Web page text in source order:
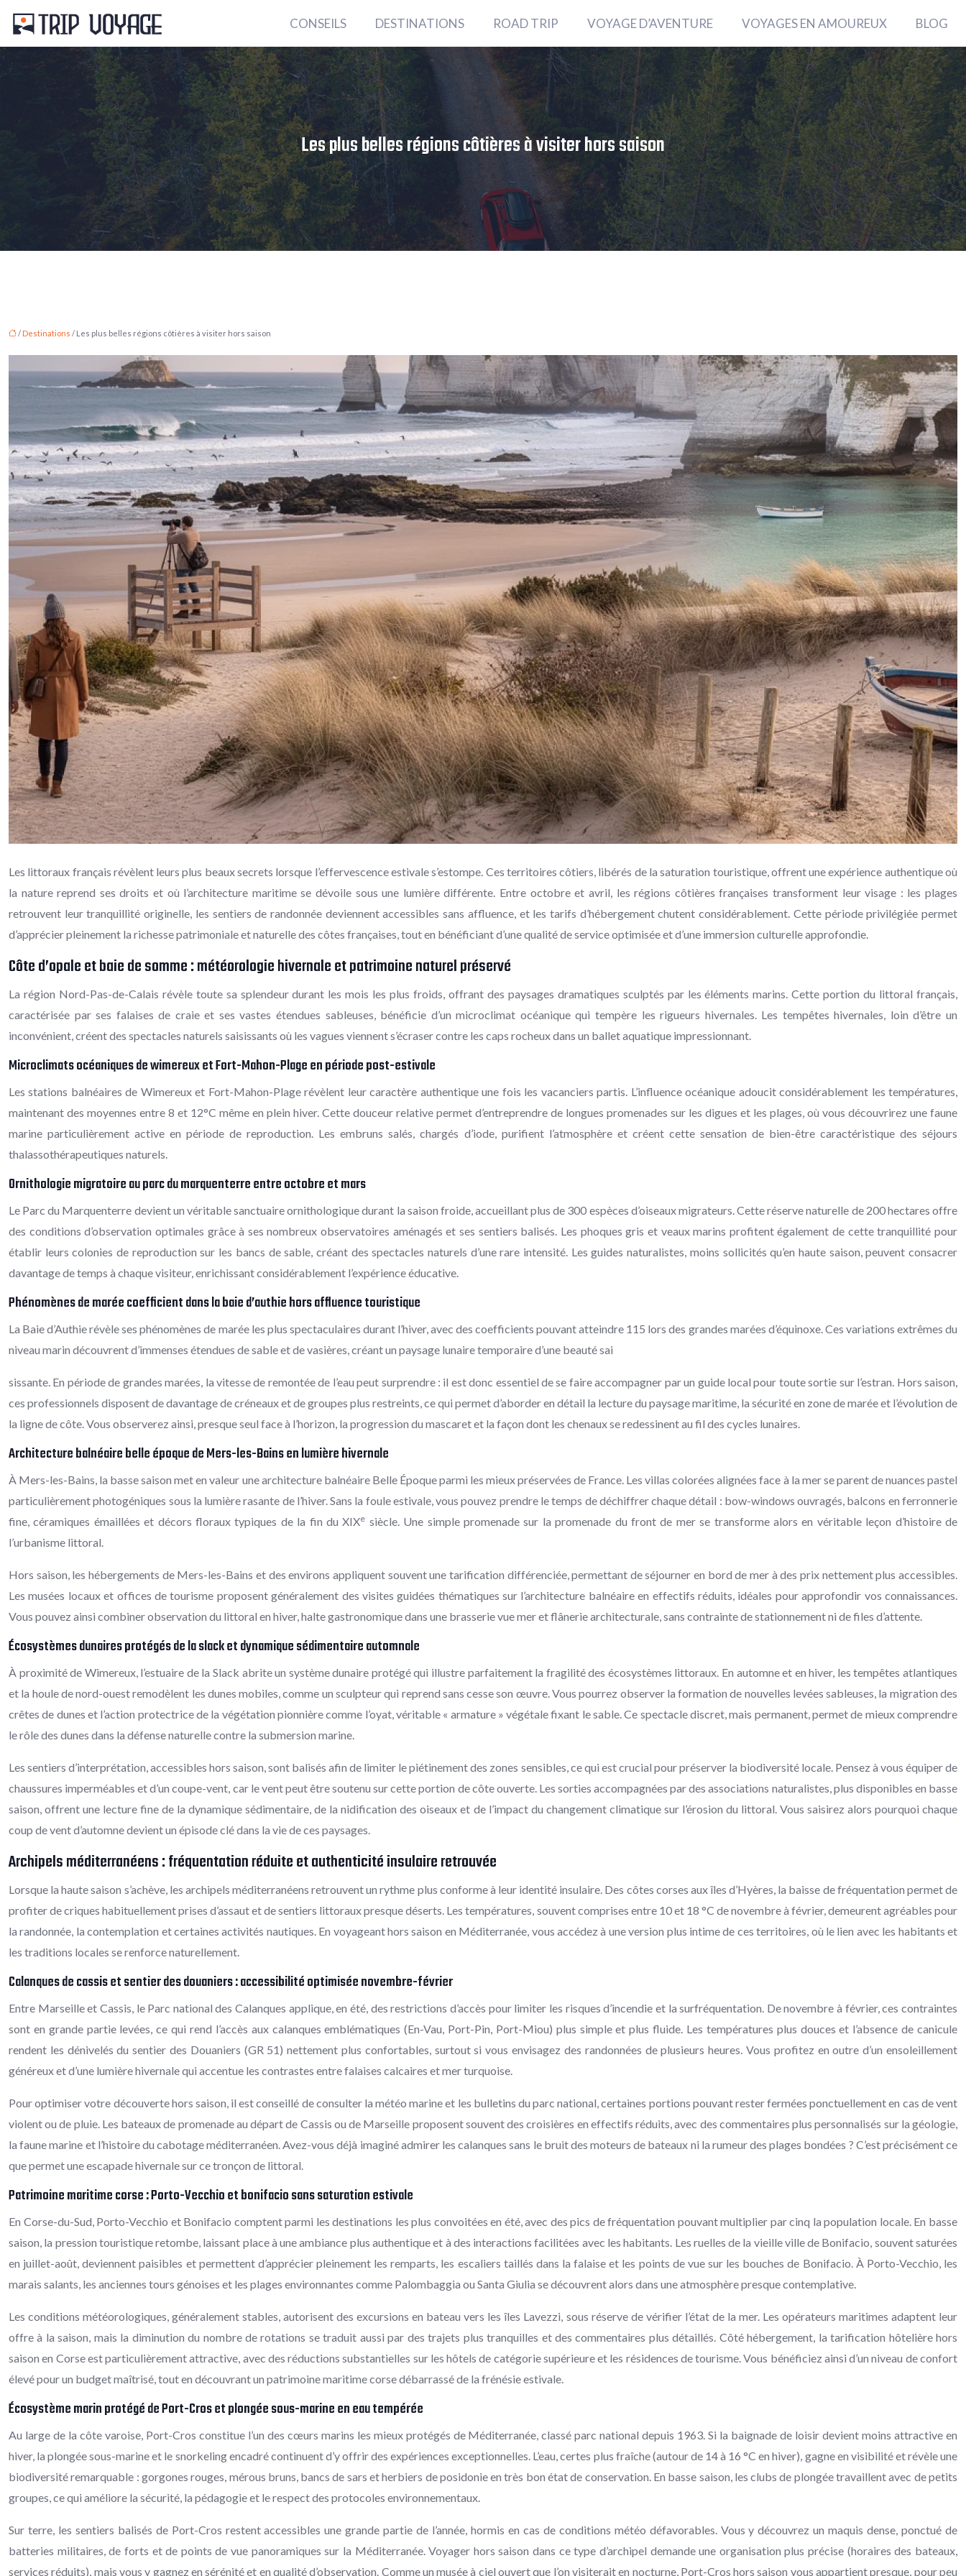
CONSEILS DESTINATIONS ROAD TRIP VOYAGE D’AVENTURE VOYAGES EN AMOUREUX BLOG
Les plus belles régions côtières à visiter hors saison
/ Destinations / Les plus belles régions côtières à visiter hors saison
Les littoraux français révèlent leurs plus beaux secrets lorsque l’effervescence estivale s’estompe. Ces territoires côtiers, libérés de la saturation touristique, offrent une expérience authentique où
la nature reprend ses droits et où l’architecture maritime se dévoile sous une lumière différente. Entre octobre et avril, les régions côtières françaises transforment leur visage : les plages
retrouvent leur tranquillité originelle, les sentiers de randonnée deviennent accessibles sans affluence, et les tarifs d’hébergement chutent considérablement. Cette période privilégiée permet
d’apprécier pleinement la richesse patrimoniale et naturelle des côtes françaises, tout en bénéficiant d’une qualité de service optimisée et d’une immersion culturelle approfondie.
Côte d’opale et baie de somme : météorologie hivernale et patrimoine naturel préservé
La région Nord-Pas-de-Calais révèle toute sa splendeur durant les mois les plus froids, offrant des paysages dramatiques sculptés par les éléments marins. Cette portion du littoral français,
caractérisée par ses falaises de craie et ses vastes étendues sableuses, bénéficie d’un microclimat océanique qui tempère les rigueurs hivernales. Les tempêtes hivernales, loin d’être un
inconvénient, créent des spectacles naturels saisissants où les vagues viennent s’écraser contre les caps rocheux dans un ballet aquatique impressionnant.
Microclimats océaniques de wimereux et Fort-Mahon-Plage en période post-estivale
Les stations balnéaires de Wimereux et Fort-Mahon-Plage révèlent leur caractère authentique une fois les vacanciers partis. L’influence océanique adoucit considérablement les températures,
maintenant des moyennes entre 8 et 12°C même en plein hiver. Cette douceur relative permet d’entreprendre de longues promenades sur les digues et les plages, où vous découvrirez une faune
marine particulièrement active en période de reproduction. Les embruns salés, chargés d’iode, purifient l’atmosphère et créent cette sensation de bien-être caractéristique des séjours
thalassothérapeutiques naturels.
Ornithologie migratoire au parc du marquenterre entre octobre et mars
Le Parc du Marquenterre devient un véritable sanctuaire ornithologique durant la saison froide, accueillant plus de 300 espèces d’oiseaux migrateurs. Cette réserve naturelle de 200 hectares offre
des conditions d’observation optimales grâce à ses nombreux observatoires aménagés et ses sentiers balisés. Les phoques gris et veaux marins profitent également de cette tranquillité pour
établir leurs colonies de reproduction sur les bancs de sable, créant des spectacles naturels d’une rare intensité. Les guides naturalistes, moins sollicités qu’en haute saison, peuvent consacrer
davantage de temps à chaque visiteur, enrichissant considérablement l’expérience éducative.
Phénomènes de marée coefficient dans la baie d’authie hors affluence touristique
La Baie d’Authie révèle ses phénomènes de marée les plus spectaculaires durant l’hiver, avec des coefficients pouvant atteindre 115 lors des grandes marées d’équinoxe. Ces variations extrêmes du
niveau marin découvrent d’immenses étendues de sable et de vasières, créant un paysage lunaire temporaire d’une beauté sai
sissante. En période de grandes marées, la vitesse de remontée de l’eau peut surprendre : il est donc essentiel de se faire accompagner par un guide local pour toute sortie sur l’estran. Hors saison,
ces professionnels disposent de davantage de créneaux et de groupes plus restreints, ce qui permet d’aborder en détail la lecture du paysage maritime, la sécurité en zone de marée et l’évolution de
la ligne de côte. Vous observerez ainsi, presque seul face à l’horizon, la progression du mascaret et la façon dont les chenaux se redessinent au fil des cycles lunaires.
Architecture balnéaire belle époque de Mers-les-Bains en lumière hivernale
À Mers-les-Bains, la basse saison met en valeur une architecture balnéaire Belle Époque parmi les mieux préservées de France. Les villas colorées alignées face à la mer se parent de nuances pastel
particulièrement photogéniques sous la lumière rasante de l’hiver. Sans la foule estivale, vous pouvez prendre le temps de déchiffrer chaque détail : bow-windows ouvragés, balcons en ferronnerie
fine, céramiques émaillées et décors floraux typiques de la fin du XIXe siècle. Une simple promenade sur la promenade du front de mer se transforme alors en véritable leçon d’histoire de
l’urbanisme littoral.
Hors saison, les hébergements de Mers-les-Bains et des environs appliquent souvent une tarification différenciée, permettant de séjourner en bord de mer à des prix nettement plus accessibles.
Les musées locaux et offices de tourisme proposent généralement des visites guidées thématiques sur l’architecture balnéaire en effectifs réduits, idéales pour approfondir vos connaissances.
Vous pouvez ainsi combiner observation du littoral en hiver, halte gastronomique dans une brasserie vue mer et flânerie architecturale, sans contrainte de stationnement ni de files d’attente.
Écosystèmes dunaires protégés de la slack et dynamique sédimentaire automnale
À proximité de Wimereux, l’estuaire de la Slack abrite un système dunaire protégé qui illustre parfaitement la fragilité des écosystèmes littoraux. En automne et en hiver, les tempêtes atlantiques
et la houle de nord-ouest remodèlent les dunes mobiles, comme un sculpteur qui reprend sans cesse son œuvre. Vous pourrez observer la formation de nouvelles levées sableuses, la migration des
crêtes de dunes et l’action protectrice de la végétation pionnière comme l’oyat, véritable « armature » végétale fixant le sable. Ce spectacle discret, mais permanent, permet de mieux comprendre
le rôle des dunes dans la défense naturelle contre la submersion marine.
Les sentiers d’interprétation, accessibles hors saison, sont balisés afin de limiter le piétinement des zones sensibles, ce qui est crucial pour préserver la biodiversité locale. Pensez à vous équiper de
chaussures imperméables et d’un coupe-vent, car le vent peut être soutenu sur cette portion de côte ouverte. Les sorties accompagnées par des associations naturalistes, plus disponibles en basse
saison, offrent une lecture fine de la dynamique sédimentaire, de la nidification des oiseaux et de l’impact du changement climatique sur l’érosion du littoral. Vous saisirez alors pourquoi chaque
coup de vent d’automne devient un épisode clé dans la vie de ces paysages.
Archipels méditerranéens : fréquentation réduite et authenticité insulaire retrouvée
Lorsque la haute saison s’achève, les archipels méditerranéens retrouvent un rythme plus conforme à leur identité insulaire. Des côtes corses aux îles d’Hyères, la baisse de fréquentation permet de
profiter de criques habituellement prises d’assaut et de sentiers littoraux presque déserts. Les températures, souvent comprises entre 10 et 18 °C de novembre à février, demeurent agréables pour
la randonnée, la contemplation et certaines activités nautiques. En voyageant hors saison en Méditerranée, vous accédez à une version plus intime de ces territoires, où le lien avec les habitants et
les traditions locales se renforce naturellement.
Calanques de cassis et sentier des douaniers : accessibilité optimisée novembre-février
Entre Marseille et Cassis, le Parc national des Calanques applique, en été, des restrictions d’accès pour limiter les risques d’incendie et la surfréquentation. De novembre à février, ces contraintes
sont en grande partie levées, ce qui rend l’accès aux calanques emblématiques (En-Vau, Port-Pin, Port-Miou) plus simple et plus fluide. Les températures plus douces et l’absence de canicule
rendent les dénivelés du sentier des Douaniers (GR 51) nettement plus confortables, surtout si vous envisagez des randonnées de plusieurs heures. Vous profitez en outre d’un ensoleillement
généreux et d’une lumière hivernale qui accentue les contrastes entre falaises calcaires et mer turquoise.
Pour optimiser votre découverte hors saison, il est conseillé de consulter la météo marine et les bulletins du parc national, certaines portions pouvant rester fermées ponctuellement en cas de vent
violent ou de pluie. Les bateaux de promenade au départ de Cassis ou de Marseille proposent souvent des croisières en effectifs réduits, avec des commentaires plus personnalisés sur la géologie,
la faune marine et l’histoire du cabotage méditerranéen. Avez-vous déjà imaginé admirer les calanques sans le bruit des moteurs de bateaux ni la rumeur des plages bondées ? C’est précisément ce
que permet une escapade hivernale sur ce tronçon de littoral.
Patrimoine maritime corse : Porto-Vecchio et bonifacio sans saturation estivale
En Corse-du-Sud, Porto-Vecchio et Bonifacio comptent parmi les destinations les plus convoitées en été, avec des pics de fréquentation pouvant multiplier par cinq la population locale. En basse
saison, la pression touristique retombe, laissant place à une ambiance plus authentique et à des interactions facilitées avec les habitants. Les ruelles de la vieille ville de Bonifacio, souvent saturées
en juillet-août, deviennent paisibles et permettent d’apprécier pleinement les remparts, les escaliers taillés dans la falaise et les points de vue sur les bouches de Bonifacio. À Porto-Vecchio, les
marais salants, les anciennes tours génoises et les plages environnantes comme Palombaggia ou Santa Giulia se découvrent alors dans une atmosphère presque contemplative.
Les conditions météorologiques, généralement stables, autorisent des excursions en bateau vers les îles Lavezzi, sous réserve de vérifier l’état de la mer. Les opérateurs maritimes adaptent leur
offre à la saison, mais la diminution du nombre de rotations se traduit aussi par des trajets plus tranquilles et des commentaires plus détaillés. Côté hébergement, la tarification hôtelière hors
saison en Corse est particulièrement attractive, avec des réductions substantielles sur les hôtels de catégorie supérieure et les résidences de tourisme. Vous bénéficiez ainsi d’un niveau de confort
élevé pour un budget maîtrisé, tout en découvrant un patrimoine maritime corse débarrassé de la frénésie estivale.
Écosystème marin protégé de Port-Cros et plongée sous-marine en eau tempérée
Au large de la côte varoise, Port-Cros constitue l’un des cœurs marins les mieux protégés de Méditerranée, classé parc national depuis 1963. Si la baignade de loisir devient moins attractive en
hiver, la plongée sous-marine et le snorkeling encadré continuent d’y offrir des expériences exceptionnelles. L’eau, certes plus fraîche (autour de 14 à 16 °C en hiver), gagne en visibilité et révèle une
biodiversité remarquable : gorgones rouges, mérous bruns, bancs de sars et herbiers de posidonie en très bon état de conservation. En basse saison, les clubs de plongée travaillent avec de petits
groupes, ce qui améliore la sécurité, la pédagogie et le respect des protocoles environnementaux.
Sur terre, les sentiers balisés de Port-Cros restent accessibles une grande partie de l’année, hormis en cas de conditions météo défavorables. Vous y découvrez un maquis dense, ponctué de
batteries militaires, de forts et de points de vue panoramiques sur la Méditerranée. Voyager hors saison dans ce type d’archipel demande une organisation plus précise (horaires des bateaux,
services réduits), mais vous y gagnez en sérénité et en qualité d’observation. Comme un musée à ciel ouvert que l’on visiterait en nocturne, Port-Cros hors saison vous appartient presque, pour peu